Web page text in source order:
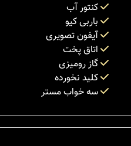
کنتور آب
باربی کیو
آیفون تصویری
اتاق پخت
گاز رومیزی
کلید نخورده
سه خواب مستر